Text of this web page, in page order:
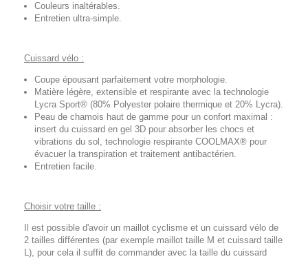
Couleurs inaltérables.
Entretien ultra-simple.
Cuissard vélo :
Coupe épousant parfaitement votre morphologie.
Matière légère, extensible et respirante avec la technologie
Lycra Sport® (80% Polyester polaire thermique et 20% Lycra).
Peau de chamois haut de gamme pour un confort maximal :
insert du cuissard en gel 3D pour absorber les chocs et
vibrations du sol, technologie respirante COOLMAX® pour
évacuer la transpiration et traitement antibactérien.
Entretien facile.
Choisir votre taille :
Il est possible d'avoir un maillot cyclisme et un cuissard vélo de
2 tailles différentes (par exemple maillot taille M et cuissard taille
L), pour cela il suffit de commander avec la taille du cuissard